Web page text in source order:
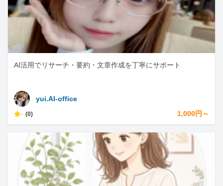
AI活用でリサーチ・要約・文章作成を丁寧にサポート
yui.AI-office
- (0) 1,000円～